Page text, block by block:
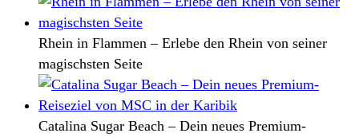
Rhein in Flammen – Erlebe den Rhein von seiner
magischsten Seite
Catalina Sugar Beach – Dein neues Premium-